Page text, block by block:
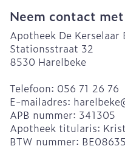
Neem contact
Apotheek De Kerselaar
Stationsstraat 32
8530 Harelbeke
Telefoon: 056 71 26 76
E-mailadres:
APB nummer: 341305
Apotheek titularis:
BTW nummer: